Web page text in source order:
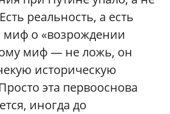
реальность, а есть
о «возрождении
миф — не ложь, он
историческую
эта первооснова
иногда до